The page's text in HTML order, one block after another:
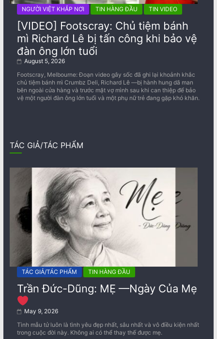
NGƯỜI VIỆT KHẮP NƠI TIN HÀNG ĐẦU TIN VIDEO
[VIDEO] Footscray: Chủ tiệm bánh
mì Richard Lê bị tấn công khi bảo vệ
đàn ông lớn tuổi
August 5, 2026
Footscray, Melbourne: Đoạn video gây sốc đã ghi lại khoảnh khắc
chủ tiệm bánh mì Crumbz Deli, Richard Lê —bị hành hung dã man
bên ngoài cửa hàng và trước mặt vợ mình sau khi can thiệp để bảo
vệ một người đàn ông lớn tuổi và một phụ nữ trẻ đang gặp khó khăn.
TÁC GIẢ/TÁC PHẨM
TÁC GIẢ/TÁC PHẨM TIN HÀNG ĐẦU
Trần Đức-Dũng: MẸ —Ngày Của Mẹ
May 9, 2026
Tình mẫu tử luôn là tình yêu đẹp nhất, sâu nhất và vô điều kiện nhất
trong cuộc đời này. Không ai có thể thay thế được mẹ.